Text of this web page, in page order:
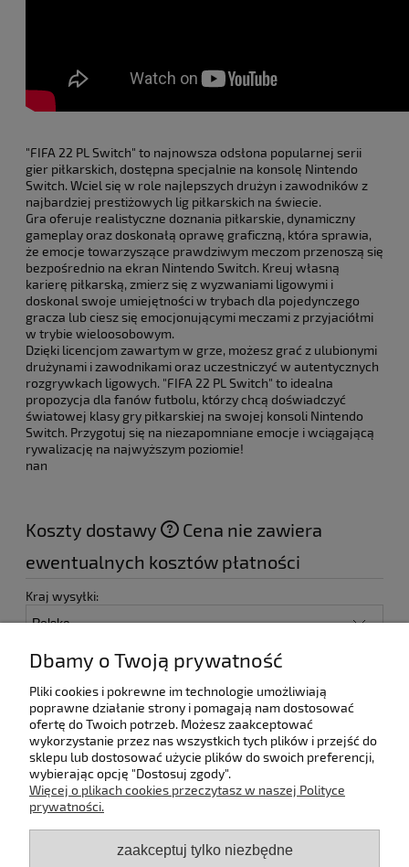
"FIFA 22 PL Switch" to najnowsza odsłona popularnej serii
gier piłkarskich, dostępna specjalnie na konsolę Nintendo
Switch. Wciel się w role najlepszych drużyn i zawodników z
najbardziej prestiżowych lig piłkarskich na świecie.
Gra oferuje realistyczne doznania piłkarskie, dynamiczny
gameplay oraz doskonałą oprawę graficzną, która sprawia,
że emocje towarzyszące prawdziwym meczom przenoszą się
bezpośrednio na ekran Nintendo Switch. Kreuj własną
karierę piłkarską, zmierz się z wyzwaniami ligowymi i
doskonal swoje umiejętności w trybach dla pojedynczego
gracza lub ciesz się emocjonującymi meczami z przyjaciółmi
w trybie wieloosobowym.
Dzięki licencjom zawartym w grze, możesz grać z ulubionymi
drużynami i zawodnikami oraz uczestniczyć w autentycznych
rozgrywkach ligowych. "FIFA 22 PL Switch" to idealna
propozycja dla fanów futbolu, którzy chcą doświadczyć
światowej klasy gry piłkarskiej na swojej konsoli Nintendo
Switch. Przygotuj się na niezapomniane emocje i wciągającą
rywalizację na najwyższym poziomie!
nan
Koszty dostawy
Cena nie zawiera
ewentualnych kosztów płatności
Kraj wysyłki:
Kurier DPD
Odbiór osobisty(- Odbiór w siedzibie firmy) 0,00 zł
Pomoc
Dbamy o Twoją prywatność
Pliki cookies i pokrewne im technologie umożliwiają
poprawne działanie strony i pomagają nam dostosować
ofertę do Twoich potrzeb. Możesz zaakceptować
wykorzystanie przez nas wszystkich tych plików i przejść do
sklepu lub dostosować użycie plików do swoich preferencji,
wybierając opcję "Dostosuj zgody".
Więcej o plikach cookies przeczytasz w naszej Polityce
prywatności.
zaakceptuj tylko niezbędne